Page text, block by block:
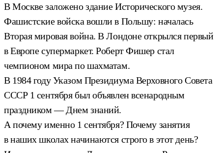
В Москве заложено здание Исторического музея.
Фашистские войска вошли в Польшу: началась
Вторая мировая война. В Лондоне открылся первый
в Европе супермаркет. Роберт Фишер стал
чемпионом мира по шахматам.
В 1984 году Указом Президиума Верховного Совета
СССР 1 сентября был объявлен всенародным
праздником — Днем знаний.
А почему именно 1 сентября? Почему занятия
в наших школах начинаются строго в этот день?